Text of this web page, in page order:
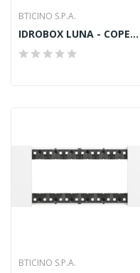
BTICINO S.P.A.
IDROBOX LUNA - COPERCHIO IP55 3P
BTICINO S.P.A.